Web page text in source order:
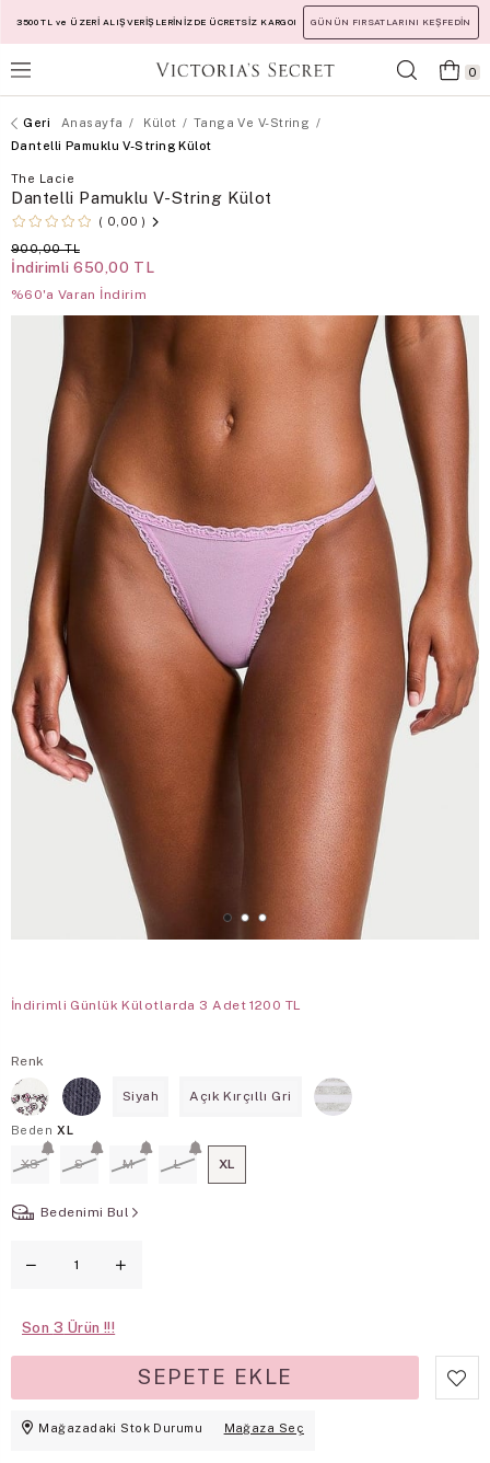
3500 TL ve ÜZERİ ALIŞVERİŞLERİNİZDE ÜCRETSİZ KARGO! GÜNÜN FIRSATLARINI KEŞFEDİN
0
Anasayfa Külot
Tanga Ve V-String
Dantelli Pamuklu V-String Külot
The Lacie
Dantelli Pamuklu V-String Külot
0,00
900,00 TL
İndirimli 650,00 TL
%60'a Varan İndirim
İndirimli Günlük Külotlarda 3 Adet 1200 TL
Renk
Siyah Açık Kırçıllı Gri
Beden XL
XS S M L XL
Bedenimi Bul
Son 3
Mağazadaki Stok Durumu Mağaza Seç